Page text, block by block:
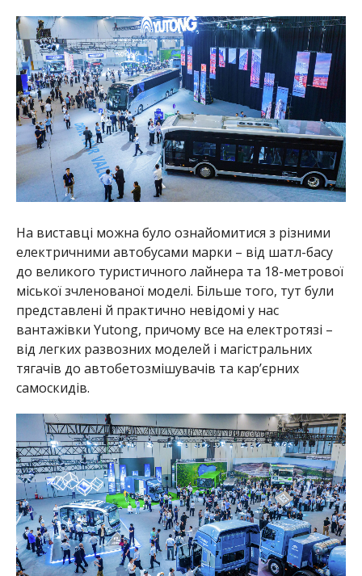
На виставці можна було ознайомитися з різними
електричними автобусами марки – від шатл-басу
до великого туристичного лайнера та 18-метрової
міської зчленованої моделі. Більше того, тут були
представлені й практично невідомі у нас
вантажівки Yutong, причому все на електротязі –
від легких развозних моделей і магістральних
тягачів до автобетозмішувачів та кар’єрних
самоскидів.